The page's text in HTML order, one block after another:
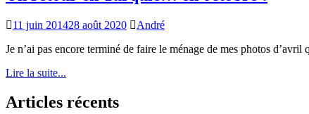
11 juin 201428 août 2020
André
Je n’ai pas encore terminé de faire le ménage de mes photos
Lire la suite...
Articles récents